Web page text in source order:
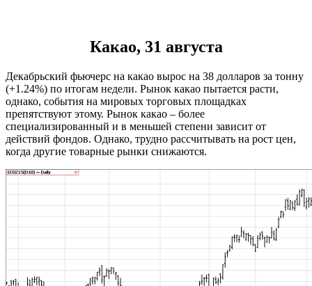
Какао, 31 августа
Декабрьский фьючерс на какао вырос на 38 долларов за тонну
(+1.24%) по итогам недели. Рынок какао пытается расти,
однако, события на мировых торговых площадках
препятствуют этому. Рынок какао – более
специализированный и в меньшей степени зависит от
действий фондов. Однако, трудно рассчитывать на рост цен,
когда другие товарные рынки снижаются.